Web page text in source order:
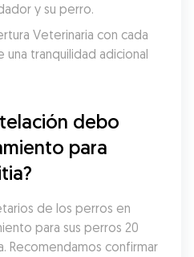
y su perro.
Veterinaria con cada
tranquilidad adicional
debo
para
de los perros en
para sus perros 20
Recomendamos confirmar